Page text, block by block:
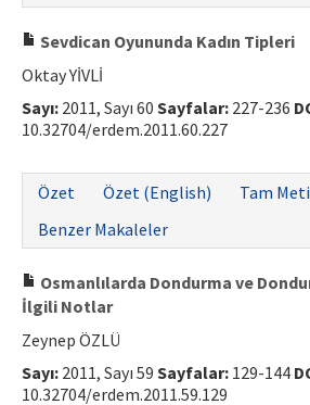
Sevdican Oyununda Kadın Tipleri
Oktay YİVLİ
Sayı: 2011, Sayı 60 Sayfalar: 227-236
10.32704/erdem.2011.60.227
Özet
Özet (English) Tam
Benzer Makaleler
Osmanlılarda Dondurma ve
İlgili Notlar
Zeynep ÖZLÜ
Sayı: 2011, Sayı 59 Sayfalar: 129-144
10.32704/erdem.2011.59.129